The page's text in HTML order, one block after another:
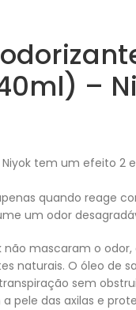
–
tem um efeito 2
quando reage
um odor
não mascaram o
naturais. O óleo de
sem
pele das axilas e